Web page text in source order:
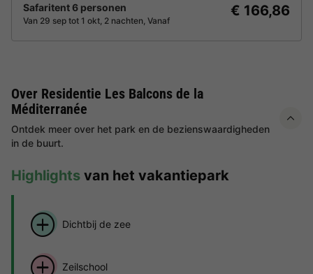
Safaritent 6 personen
Van 29 sep tot 1 okt, 2 nachten, Vanaf
€ 166,86
Over Residentie Les Balcons de la
Méditerranée
Ontdek meer over het park en de bezienswaardigheden
in de buurt.
Highlights van het vakantiepark
Dichtbij de zee
Zeilschool